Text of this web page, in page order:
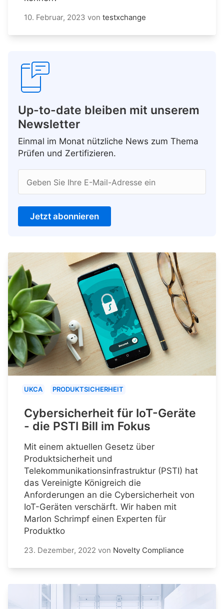
10. Februar, 2023 von testxchange
Up-to-date bleiben mit unserem
Newsletter
Einmal im Monat nützliche News zum Thema
Prüfen und Zertifizieren.
Geben Sie Ihre E-Mail-Adresse ein
Jetzt abonnieren
UKCA PRODUKTSICHERHEIT
Cybersicherheit für IoT-Geräte
- die PSTI Bill im Fokus
Mit einem aktuellen Gesetz über
Produktsicherheit und
Telekommunikationsinfrastruktur (PSTI) hat
das Vereinigte Königreich die
Anforderungen an die Cybersicherheit von
IoT-Geräten verschärft. Wir haben mit
Marlon Schrimpf einen Experten für
Produktko
23. Dezember, 2022 von Novelty Compliance